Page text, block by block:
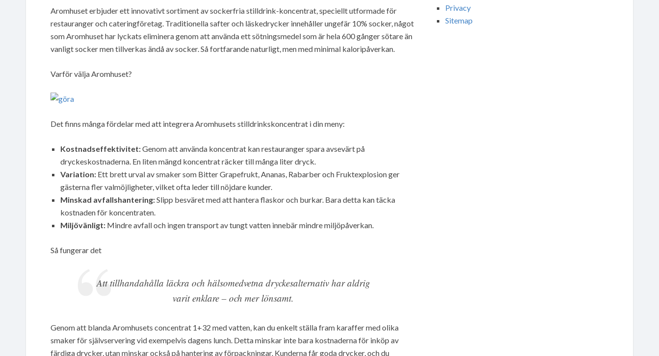
Aromhuset erbjuder ett innovativt sortiment av sockerfria stilldrink-koncentrat, speciellt utformade för
restauranger och cateringföretag. Traditionella safter och läskedrycker innehåller ungefär 10% socker, något
som Aromhuset har lyckats eliminera genom att använda ett sötningsmedel som är hela 600 gånger sötare än
vanligt socker men tillverkas ändå av socker. Så fortfarande naturligt, men med minimal kaloripåverkan.
Varför välja Aromhuset?
Det finns många fördelar med att integrera Aromhusets stilldrinkskoncentrat i din meny:
Kostnadseffektivitet:Genom att använda koncentrat kan restauranger spara avsevärt på
dryckeskostnaderna. En liten mängd koncentrat räcker till många liter dryck.
Variation: Ett brett urval av smaker som Bitter Grapefrukt, Ananas, Rabarber och Fruktexplosion ger
gästerna fler valmöjligheter, vilket ofta leder till nöjdare kunder.
Minskad avfallshantering:Slipp besväret med att hantera flaskor och burkar. Bara detta kan täcka
kostnaden för koncentraten.
Miljövänligt: Mindre avfall och ingen transport av tungt vatten innebär mindre miljöpåverkan.
Så fungerar det
Att tillhandahålla läckra och hälsomedvetna dryckesalternativ har aldrig
varit enklare – och mer lönsamt.
Genom att blanda Aromhusets concentrat 1+32 med vatten, kan du enkelt ställa fram karaffer med olika
smaker för självservering vid exempelvis dagens lunch. Detta minskar inte bara kostnaderna för inköp av
färdiga drycker, utan minskar också på hantering av förpackningar. Kunderna får goda drycker, och du
Privacy
Sitemap